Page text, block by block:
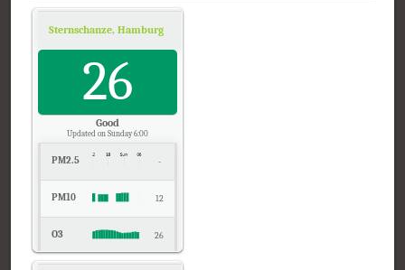
Sternschanze, Hamburg
26
Good
Updated on Sunday 6:00
PM2.5 -
PM10 12
O3 26